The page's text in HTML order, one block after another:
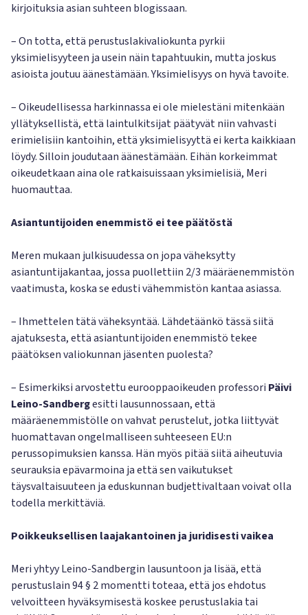
kirjoituksia asian suhteen blogissaan.
– On totta, että perustuslakivaliokunta pyrkii
yksimielisyyteen ja usein näin tapahtuukin, mutta joskus
asioista joutuu äänestämään. Yksimielisyys on hyvä tavoite.
– Oikeudellisessa harkinnassa ei ole mielestäni mitenkään
yllätyksellistä, että laintulkitsijat päätyvät niin vahvasti
erimielisiin kantoihin, että yksimielisyyttä ei kerta kaikkiaan
löydy. Silloin joudutaan äänestämään. Eihän korkeimmat
oikeudetkaan aina ole ratkaisuissaan yksimielisiä, Meri
huomauttaa.
Asiantuntijoiden enemmistö ei tee päätöstä
Meren mukaan julkisuudessa on jopa väheksytty
asiantuntijakantaa, jossa puollettiin 2/3 määräenemmistön
vaatimusta, koska se edusti vähemmistön kantaa asiassa.
– Ihmettelen tätä väheksyntää. Lähdetäänkö tässä siitä
ajatuksesta, että asiantuntijoiden enemmistö tekee
päätöksen valiokunnan jäsenten puolesta?
– Esimerkiksi arvostettu eurooppaoikeuden professori Päivi
Leino-Sandbergesitti lausunnossaan, että
määräenemmistölle on vahvat perustelut, jotka liittyvät
huomattavan ongelmalliseen suhteeseen EU:n
perussopimuksien kanssa. Hän myös pitää siitä aiheutuvia
seurauksia epävarmoina ja että sen vaikutukset
täysvaltaisuuteen ja eduskunnan budjettivaltaan voivat olla
todella merkittäviä.
Poikkeuksellisen laajakantoinen ja juridisesti vaikea
Meri yhtyy Leino-Sandbergin lausuntoon ja lisää, että
perustuslain 94 § 2 momentti toteaa, että jos ehdotus
velvoitteen hyväksymisestä koskee perustuslakia tai